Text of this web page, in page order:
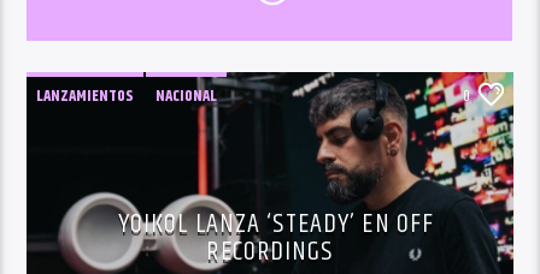
LANZAMIENTOS NACIONAL 0
YOIKOL LANZA ‘STEADY’ EN OFF
RECORDINGS